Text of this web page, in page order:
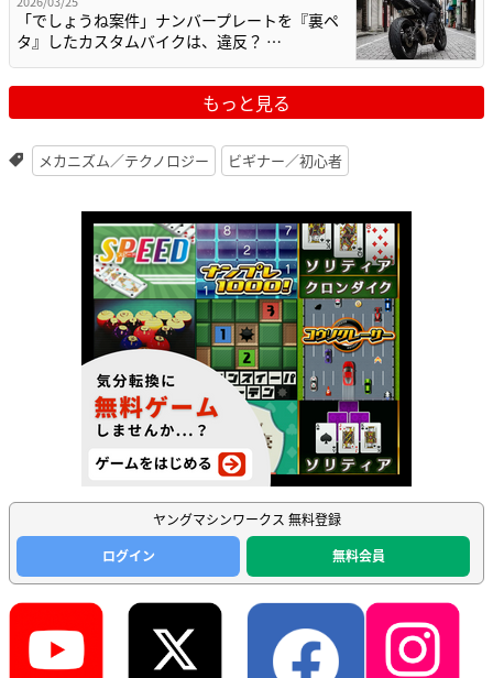
「でしょうね案件」ナンバープレートを『裏ペ
タ』したカスタムバイクは、違反？ …
もっと見る
メカニズム／テクノロジー ビギナー／初心者
ヤングマシンワークス 無料登録
ログイン
無料会員